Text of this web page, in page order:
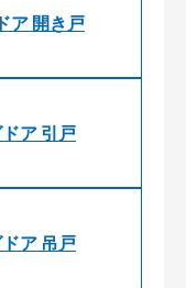
ア 開き戸
ア 引戸
ア 吊戸